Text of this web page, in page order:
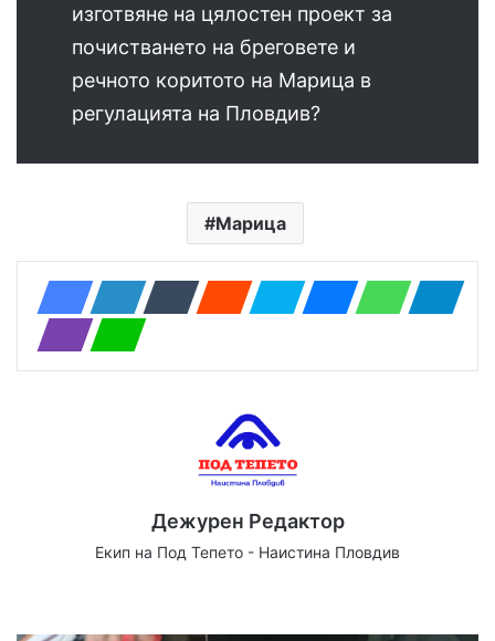
изготвяне на цялостен проект за
почистването на бреговете и
речното коритото на Марица в
регулацията на Пловдив?
Марица
Дежурен Редактор
Екип на Под Тепето - Наистина Пловдив